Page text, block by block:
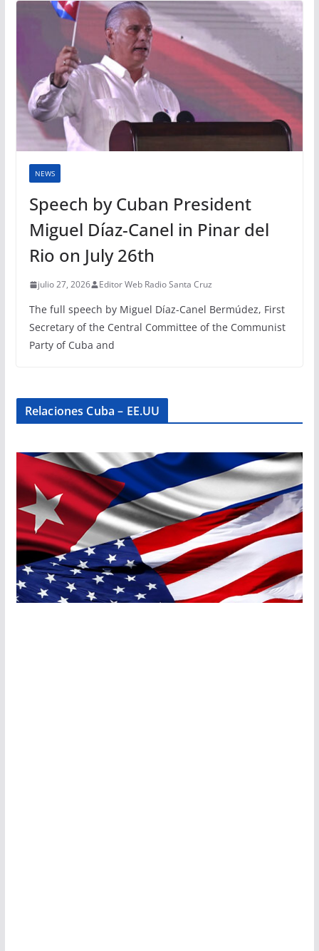
NEWS
Speech by Cuban President
Miguel Díaz-Canel in Pinar del
Rio on July 26th
julio 27, 2026 Editor Web Radio Santa Cruz
The full speech by Miguel Díaz-Canel Bermúdez, First
Secretary of the Central Committee of the Communist
Party of Cuba and
Relaciones Cuba – EE.UU